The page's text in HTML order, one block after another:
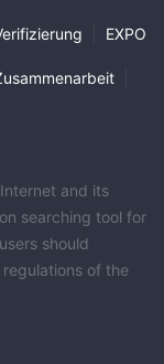
EXPO
and its
searching tool for
should
of the